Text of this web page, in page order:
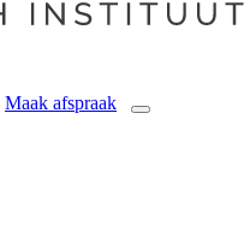
Maak afspraak